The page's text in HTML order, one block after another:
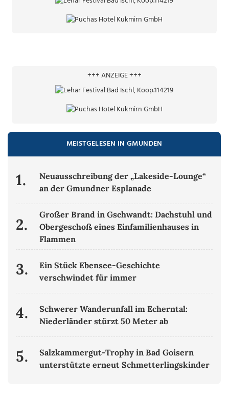
+++ ANZEIGE +++
MEISTGELESEN IN GMUNDEN
1.
Neuausschreibung der „Lakeside-Lounge“
an der Gmundner Esplanade
2.
Großer Brand in Gschwandt: Dachstuhl und
Obergeschoß eines Einfamilienhauses in
Flammen
3.
Ein Stück Ebensee-Geschichte
verschwindet für immer
4.
Schwerer Wanderunfall im Echerntal:
Niederländer stürzt 50 Meter ab
5.
Salzkammergut-Trophy in Bad Goisern
unterstützte erneut Schmetterlingskinder